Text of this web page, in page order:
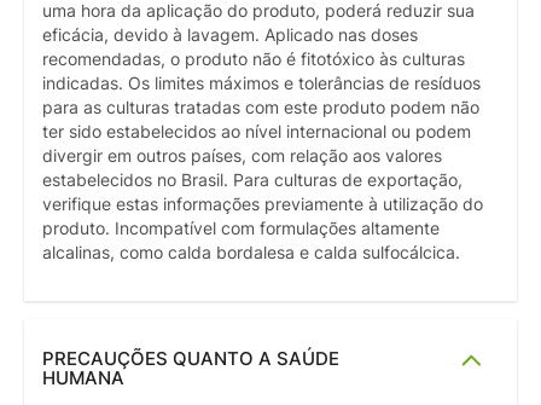
uma hora da aplicação do produto, poderá reduzir sua
eficácia, devido à lavagem. Aplicado nas doses
recomendadas, o produto não é fitotóxico às culturas
indicadas. Os limites máximos e tolerâncias de resíduos
para as culturas tratadas com este produto podem não
ter sido estabelecidos ao nível internacional ou podem
divergir em outros países, com relação aos valores
estabelecidos no Brasil. Para culturas de exportação,
verifique estas informações previamente à utilização do
produto. Incompatível com formulações altamente
alcalinas, como calda bordalesa e calda sulfocálcica.
PRECAUÇÕES QUANTO A SAÚDE
HUMANA